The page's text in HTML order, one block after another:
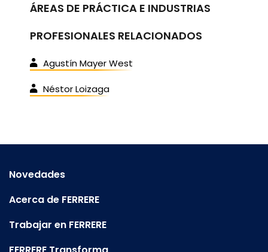
ÁREAS DE PRÁCTICA E INDUSTRIAS
PROFESIONALES RELACIONADOS
Agustín Mayer West
Néstor Loizaga
Novedades
Acerca de FERRERE
Trabajar en FERRERE